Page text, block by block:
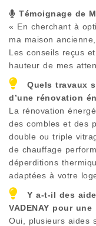
Témoignage de
« En cherchant à
ma maison
Les conseils reçus
hauteur de mes
Quels travaux
d’une rénovation
La rénovation
des combles et des
double ou triple
de chauffage
déperditions
adaptées à votre
Y a-t-il des
VADENAY pour une
Oui, plusieurs aides